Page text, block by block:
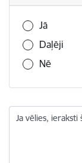
Vai šī
Jā
Daļēji
Nē
Ja vēlies,